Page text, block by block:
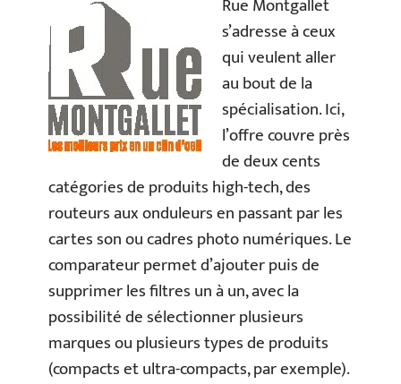
Rue Montgallet
s’adresse à ceux
qui veulent aller
au bout de la
spécialisation. Ici,
l’offre couvre près
de deux cents
catégories de produits high-tech, des
routeurs aux onduleurs en passant par les
cartes son ou cadres photo numériques. Le
comparateur permet d’ajouter puis de
supprimer les filtres un à un, avec la
possibilité de sélectionner plusieurs
marques ou plusieurs types de produits
(compacts et ultra-compacts, par exemple).